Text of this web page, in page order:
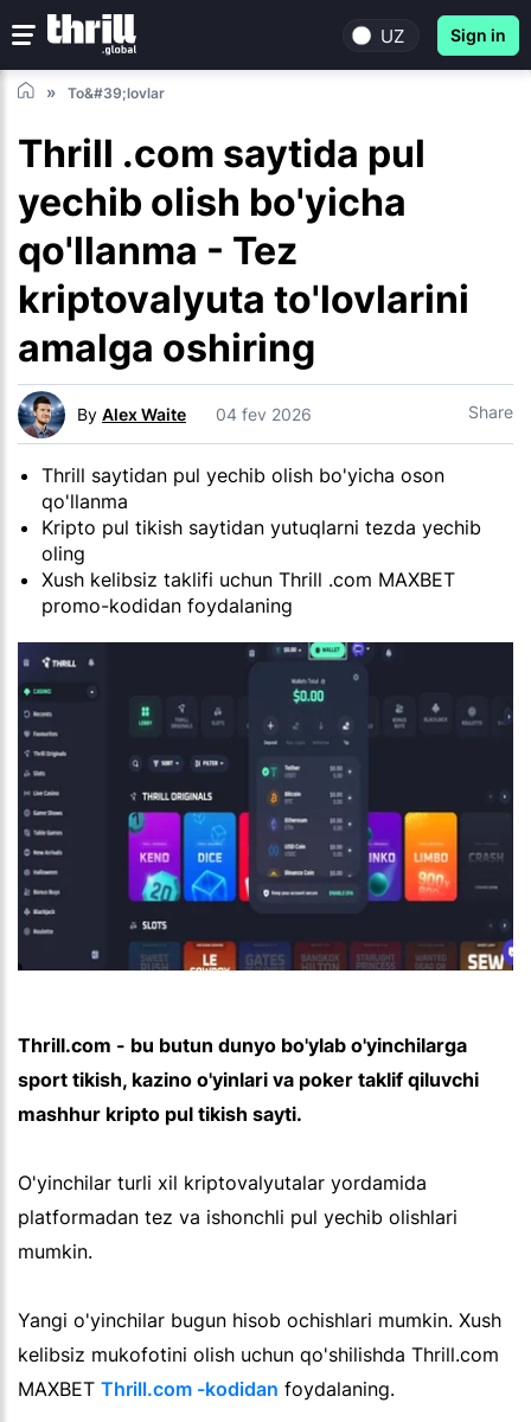
UZ Sign in
To&#39;lovlar
Thrill .com saytida pul
yechib olish bo'yicha
qo'llanma - Tez
kriptovalyuta to'lovlarini
amalga oshiring
By Alex Waite 04 fev 2026 Share
Thrill saytidan pul yechib olish bo'yicha oson
qo'llanma
Kripto pul tikish saytidan yutuqlarni tezda yechib
oling
Xush kelibsiz taklifi uchun Thrill .com MAXBET
promo-kodidan foydalaning
Thrill.com - bu butun dunyo bo'ylab o'yinchilarga
sport tikish, kazino o'yinlari va poker taklif qiluvchi
mashhur kripto pul tikish sayti.
O'yinchilar turli xil kriptovalyutalar yordamida
platformadan tez va ishonchli pul yechib olishlari
mumkin.
Yangi o'yinchilar bugun hisob ochishlari mumkin. Xush
kelibsiz mukofotini olish uchun qo'shilishda Thrill.com
MAXBET Thrill.com -kodidan foydalaning.